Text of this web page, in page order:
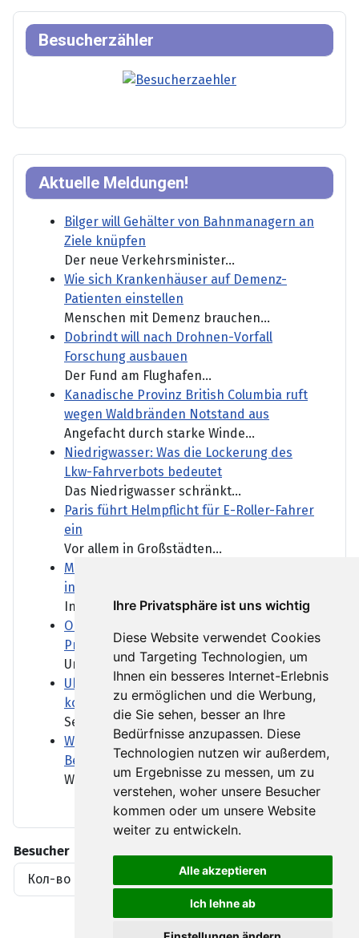
Ihre Privatsphäre ist uns wichtig
Diese Website verwendet Cookies
und Targeting Technologien, um
Ihnen ein besseres Internet-Erlebnis
zu ermöglichen und die Werbung,
die Sie sehen, besser an Ihre
Bedürfnisse anzupassen. Diese
Technologien nutzen wir außerdem,
um Ergebnisse zu messen, um zu
verstehen, woher unsere Besucher
kommen oder um unsere Website
weiter zu entwickeln.
Alle akzeptieren
Ich lehne ab
Aktuelle Meldungen!
Bilger will Gehälter von Bahnmanagern an
Ziele knüpfen
Der neue Verkehrsminister...
Wie sich Krankenhäuser auf Demenz-
Patienten einstellen
Menschen mit Demenz brauchen...
Dobrindt will nach Drohnen-Vorfall
Forschung ausbauen
Der Fund am Flughafen...
Kanadische Provinz British Columbia ruft
wegen Waldbränden Notstand aus
Angefacht durch starke Winde...
Niedrigwasser: Was die Lockerung des
Lkw-Fahrverbots bedeutet
Das Niedrigwasser schränkt...
Paris führt Helmpflicht für E-Roller-Fahrer
ein
Vor allem in Großstädten...
Mutmaßlich ukrainische Drohne explodiert
in Bulgarien
In Bulgarien ist eine Drohne...
Orban-Kritiker Baka soll Ungarns neuer
Präsident werden
Ungarn bekommt einen neuen...
Ukraine und Serbien wollen stärker
kooperieren - trotz Belgrads Kreml-Nähe
Serbien pflegt enge...
Wenn über Wasser verhandelt wird - das
Beispiel Ungarn und Slowakei
Wer bekommt wie viel Wasser?...
Besucherzähler
Besucher
Кол-во просмотров материалов